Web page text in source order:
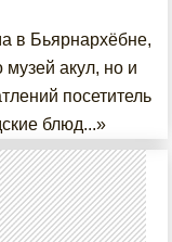
в Бьярнархёбне,
музей акул, но и
посетитель
блюд...»